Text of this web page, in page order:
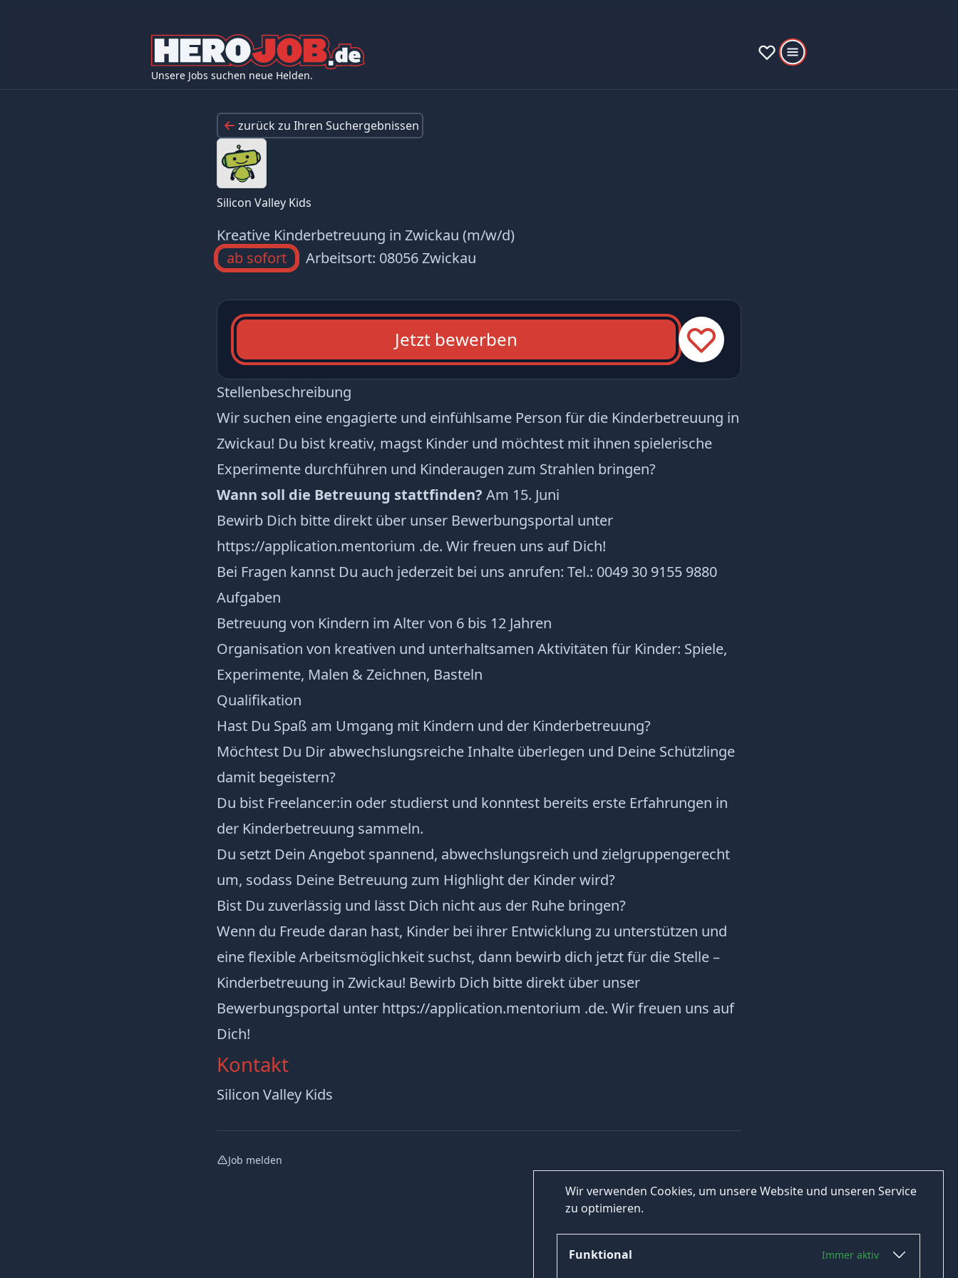
Wir verwenden Cookies, um unsere Website und unseren Service
zu optimieren.
Funktional Immer aktiv
Unsere Jobs suchen neue Helden.
zurück zu Ihren Suchergebnissen
Silicon Valley Kids
Kreative Kinderbetreuung in Zwickau (m/w/d)
ab sofort
Arbeitsort: 08056 Zwickau
Jetzt bewerben
Stellenbeschreibung
Wir suchen eine engagierte und einfühlsame Person für die Kinderbetreuung in
Zwickau! Du bist kreativ, magst Kinder und möchtest mit ihnen spielerische
Experimente durchführen und Kinderaugen zum Strahlen bringen?
Wann soll die Betreuung stattfinden? Am 15. Juni
Bewirb Dich bitte direkt über unser Bewerbungsportal unter
https://application.mentorium .de. Wir freuen uns auf Dich!
Bei Fragen kannst Du auch jederzeit bei uns anrufen: Tel.: 0049 30 9155 9880
Aufgaben
Betreuung von Kindern im Alter von 6 bis 12 Jahren
Organisation von kreativen und unterhaltsamen Aktivitäten für Kinder: Spiele,
Experimente, Malen & Zeichnen, Basteln
Qualifikation
Hast Du Spaß am Umgang mit Kindern und der Kinderbetreuung?
Möchtest Du Dir abwechslungsreiche Inhalte überlegen und Deine Schützlinge
damit begeistern?
Du bist Freelancer:in oder studierst und konntest bereits erste Erfahrungen in
der Kinderbetreuung sammeln.
Du setzt Dein Angebot spannend, abwechslungsreich und zielgruppengerecht
um, sodass Deine Betreuung zum Highlight der Kinder wird?
Bist Du zuverlässig und lässt Dich nicht aus der Ruhe bringen?
Wenn du Freude daran hast, Kinder bei ihrer Entwicklung zu unterstützen und
eine flexible Arbeitsmöglichkeit suchst, dann bewirb dich jetzt für die Stelle –
Kinderbetreuung in Zwickau! Bewirb Dich bitte direkt über unser
Bewerbungsportal unter https://application.mentorium .de. Wir freuen uns auf
Dich!
Kontakt
Silicon Valley Kids
Job melden